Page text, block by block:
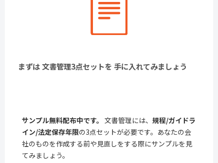
まずは 文書管理3点セットを 手に入れてみましょう
サンプル無料配布中です。 文書管理には、 規程/ガイドラ
イン/法定保存年限の3点セットが必要です。あなたの会
社のものを作成する前や見直しをする際にサンプルを見
てみましょう。